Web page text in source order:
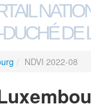
DE
/ NDVI 2022-08